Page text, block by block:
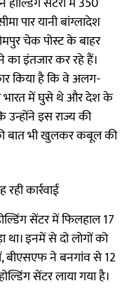
पार यानी बांग्लादेश
चेक पोस्ट के बाहर
इंतजार कर रहे हैं।
किया है कि वे अलग-
भारत में घुसे थे और देश के
उन्होंने इस राज्य की
बात भी खुलकर कबूल की
कार्रवाई
सेंटर में फिलहाल 17
था। इनमें से दो लोगों को
बीएसएफ ने बनगांव से 12
सेंटर लाया गया है।